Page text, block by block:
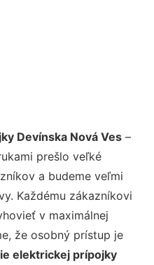
Devínska Nová Ves –
prešlo veľké
a budeme veľmi
Každému zákazníkovi
v maximálnej
že osobný prístup je
elektrickej prípojky